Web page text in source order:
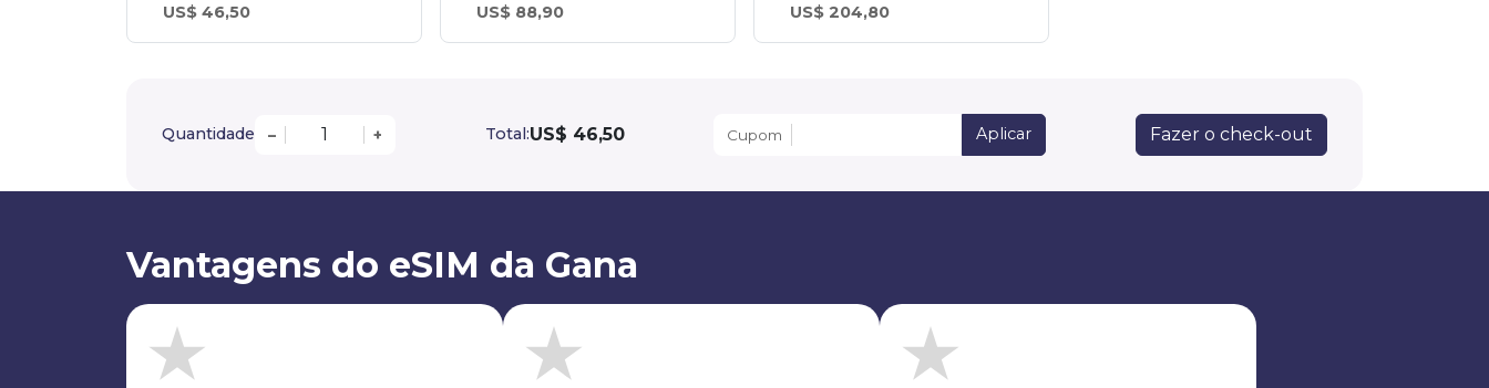
US$ 46,50
US$ 88,90
US$ 204,80
Quantidade – + Total:US$ 46,50 Cupom Aplicar Fazer o check-out
Vantagens do eSIM da Gana